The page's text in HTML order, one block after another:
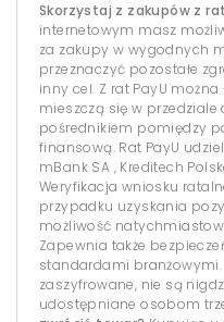
Skorzystaj z zakupów z
internetowym masz
za zakupy w wygodnych
przeznaczyć pozostałe
inny cel. Z rat PayU
mieszczą się w przedziale
pośrednikiem pomiędzy
finansową. Rat PayU
mBank SA , Kreditech
Weryfikacja wniosku
przypadku uzyskania
możliwość
Zapewnia także
standardami branżowymi.
zaszyfrowane, nie są
udostępniane osobom